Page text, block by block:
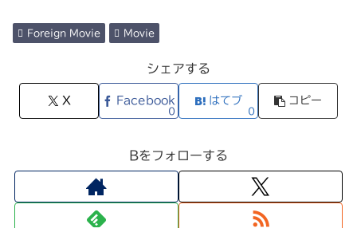
Foreign Movie Movie
シェアする
X Facebook
0
はてブ
0
コピー
Bをフォローする